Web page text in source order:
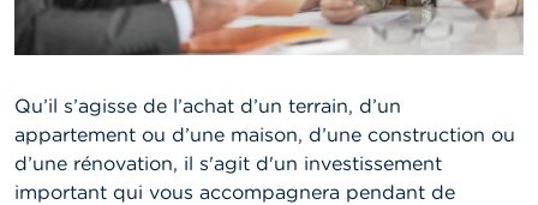
Qu’il s’agisse de l’achat d’un terrain, d’un
appartement ou d’une maison, d’une construction ou
d’une rénovation, il s'agit d'un investissement
important qui vous accompagnera pendant de